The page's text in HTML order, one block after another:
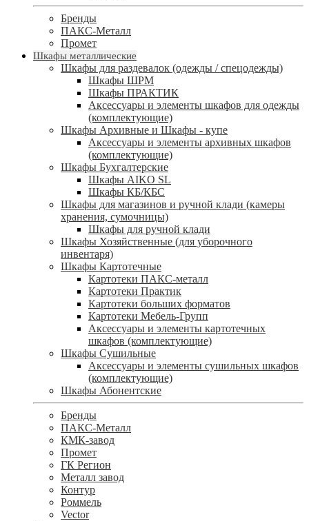
Бренды
ПАКС-Металл
Промет
Шкафы металлические
Шкафы для раздевалок (одежды / спецодежды)
Шкафы ШРМ
Шкафы ПРАКТИК
Аксессуары и элементы шкафов для одежды
(комплектующие)
Шкафы Архивные и Шкафы - купе
Аксессуары и элементы архивных шкафов
(комплектующие)
Шкафы Бухгалтерские
Шкафы AIKO SL
Шкафы КБ/КБС
Шкафы для магазинов и ручной клади (камеры
хранения, сумочницы)
Шкафы для ручной клади
Шкафы Хозяйственные (для уборочного
инвентаря)
Шкафы Картотечные
Картотеки ПАКС-металл
Картотеки Практик
Картотеки больших форматов
Картотеки Мебель-Групп
Аксессуары и элементы картотечных
шкафов (комплектующие)
Шкафы Сушильные
Аксессуары и элементы сушильных шкафов
(комплектующие)
Шкафы Абонентские
Бренды
ПАКС-Металл
КМК-завод
Промет
ГК Регион
Металл завод
Контур
Роммель
Vector